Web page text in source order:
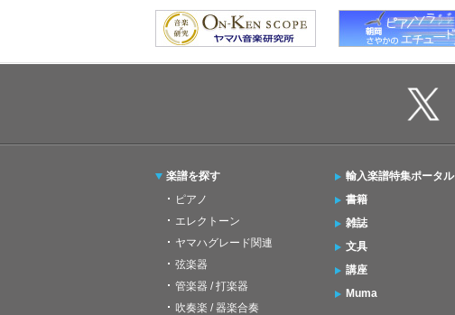
楽譜を探す
ピアノ
エレクトーン
ヤマハグレード関連
弦楽器
管楽器 / 打楽器
吹奏楽 / 器楽合奏
輸入楽譜特集ポータル
書籍
雑誌
文具
講座
Muma